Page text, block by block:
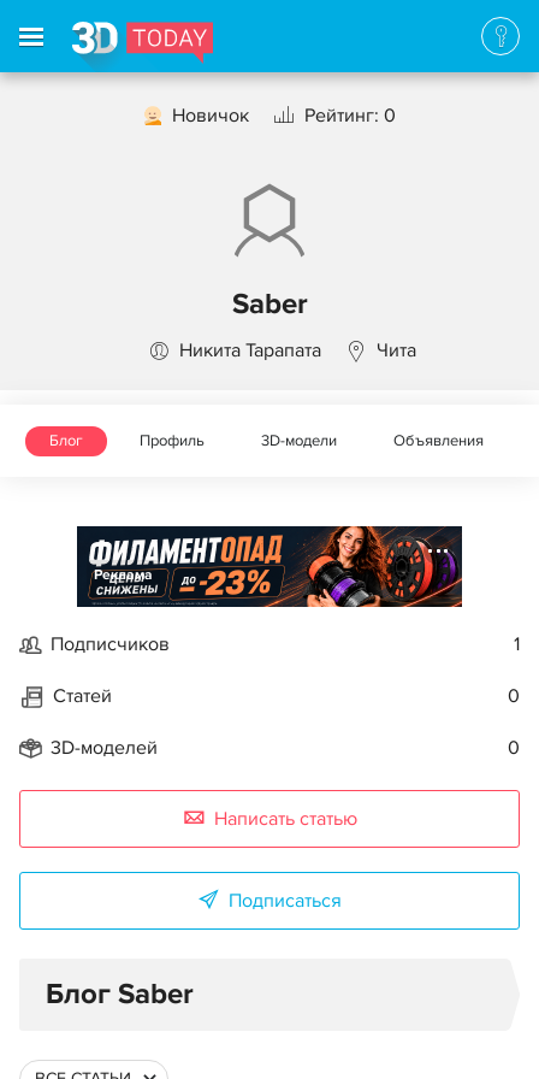
Новичок Рейтинг: 0
Saber
Никита Тарапата Чита
Блог Профиль 3D-модели Объявления
Реклама
Подписчиков 1
Статей 0
3D-моделей 0
Написать статью
Подписаться
Блог Saber